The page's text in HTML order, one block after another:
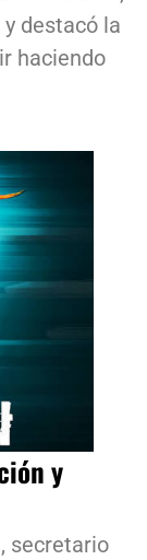
destacó la
haciendo
y
secretario